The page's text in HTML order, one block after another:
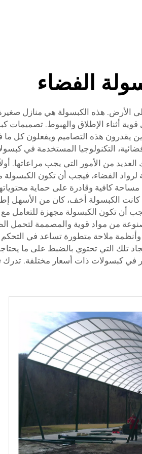
الفضاء
الأرض. هذه الكبسولة هي منازل
أثناء الإطلاق والهبوط. تصميمات
هذه التصاميم ويفعلون كل ما
التكنولوجيا المستخدمة في
العديد من الأمور التي يجب
الفضاء، فيجب أن تكون
كافية وقادرة على حماية
أن تكون الكبسولة مجهزة للتعامل
من مواد قوية والمصممة لتحمل
وأنظمة ملاحة متطورة تساعد في